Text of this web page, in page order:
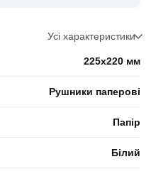
Усі характеристики
225x220 мм
Рушники паперові
Папір
Білий